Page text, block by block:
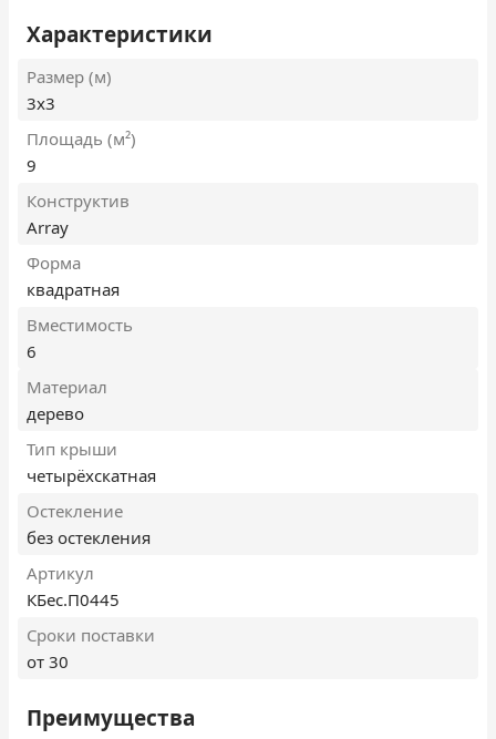
Характеристики
Размер (м)
3х3
Площадь (м²)
9
Конструктив
Array
Форма
квадратная
Вместимость
6
Материал
дерево
Тип крыши
четырёхскатная
Остекление
без остекления
Артикул
КБес.П0445
Сроки поставки
от 30
Преимущества